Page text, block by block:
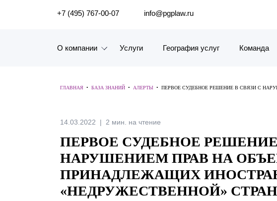
ПОИСК ПО САЙТУ
+7 (495) 767-00-07 info@pgplaw.ru
О компании
Наш опыт
Рейтинги, Награды, Цифры
Карьера
Услуги География услуг Команда
ГЛАВНАЯ • БАЗА ЗНАНИЙ • АЛЕРТЫ • ПЕРВОЕ СУДЕБНОЕ РЕШЕНИЕ В СВЯЗИ С
14.03.2022 2 мин. на чтение
ПЕРВОЕ СУДЕБНОЕ РЕШЕНИЕ
НАРУШЕНИЕМ ПРАВ НА
ПРИНАДЛЕЖАЩИХ
«НЕДРУЖЕСТВЕННОЙ»